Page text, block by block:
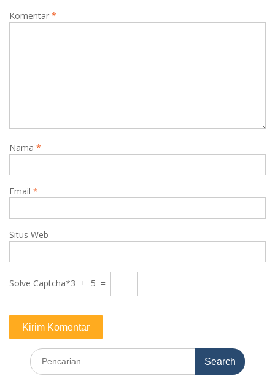
Komentar *
Nama *
Email *
Situs Web
Solve Captcha*3 + 5 =
Search
for: